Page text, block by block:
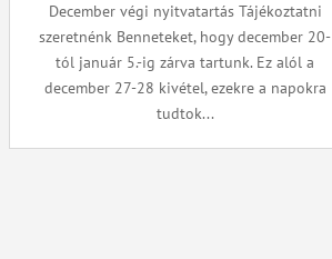
December végi nyitvatartás Tájékoztatni
szeretnénk Benneteket, hogy december 20-
tól január 5.-ig zárva tartunk. Ez alól a
december 27-28 kivétel, ezekre a napokra
tudtok...